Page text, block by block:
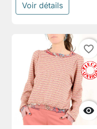
Voir détails

favorite_border